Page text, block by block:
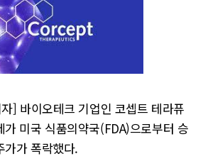
] 바이오테크 기업인 코셉트 테라퓨
가 미국 식품의약국(FDA)으로부터 승
가가 폭락했다.